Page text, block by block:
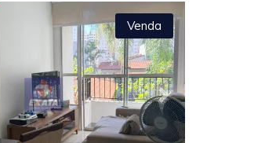
Next
Venda